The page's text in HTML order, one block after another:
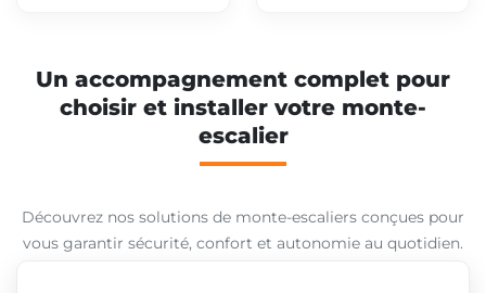
Un accompagnement complet pour
choisir et installer votre monte-
escalier
Découvrez nos solutions de monte-escaliers conçues pour
vous garantir sécurité, confort et autonomie au quotidien.